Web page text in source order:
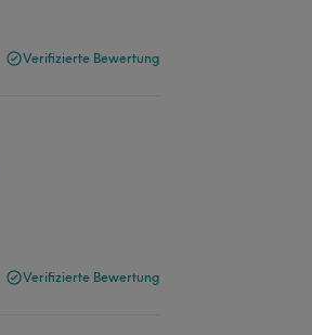
Verifizierte Bewertung
Verifizierte Bewertung